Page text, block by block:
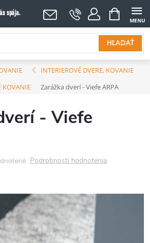
HĽADAŤ
NÁKUPNÝ
KOŠÍK
INTERIEROVÉ DVERE, KOVANIE
KOVANIE
Zarážka dverí - Viefe ARPA
- Viefe
Podrobnosti hodnotenia